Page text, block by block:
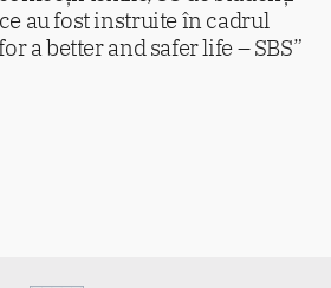
au fost instruite în cadrul
a better and safer life – SBS”